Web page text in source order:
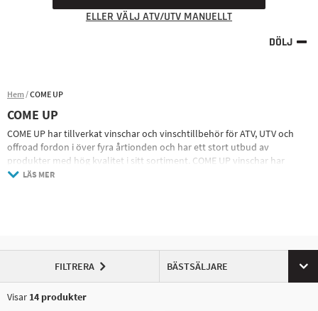
ELLER VÄLJ ATV/UTV MANUELLT
DÖLJ
Hem COME UP
COME UP
COME UP har tillverkat vinschar och vinschtillbehör för ATV, UTV och
offroad fordon i över fyra årtionden och har ett stort utbud av
produkter med hög kvalitet i sitt sortiment. COME UP vinschar har
bland annat varit den Original Monterade Vinschen på Yamaha Grizzly
LÄS MER
FILTRERA BÄSTSÄLJARE
Visar 14 produkter